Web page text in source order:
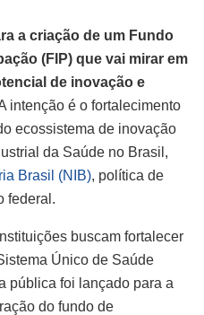
a criação de um Fundo
(FIP) que vai mirar em
de inovação e
intenção é o fortalecimento
ecossistema de inovação
da Saúde no Brasil,
Brasil (NIB), política de
federal.
buscam fortalecer
Único de Saúde
pública foi lançado para a
do fundo de